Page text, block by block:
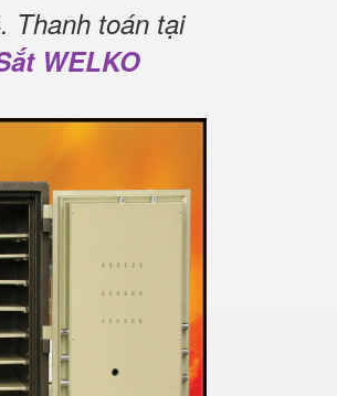
Thanh toán tại
WELKO